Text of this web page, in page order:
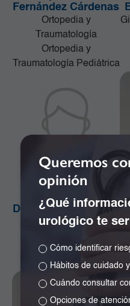
Fernández Cárdenas
Ortopedia y
Traumatología
Ortopedia y
Traumatología Pediátrica
Dr. Alejandro Orozco
Plazas
Tumores de Tejidos
Blandos
Queremos
opinión
¿Qué
urológico te
Cómo identificar
Hábitos de cuidado
Cuándo consultar
Opciones de